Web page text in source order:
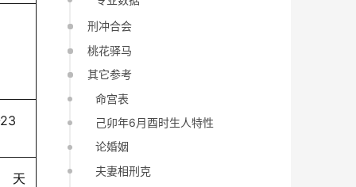
天
刑冲合会
桃花驿马
其它参考
命宫表
己卯年6月酉时生人特性
论婚姻
夫妻相刑克